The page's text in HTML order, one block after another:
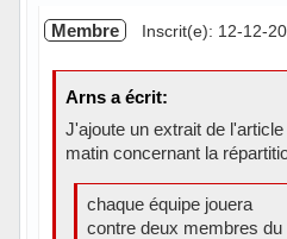
Membre Inscrit(e): 12-12-
Arns a écrit:
J'ajoute un extrait de
matin concernant la
chaque équipe jouera
contre deux membres du